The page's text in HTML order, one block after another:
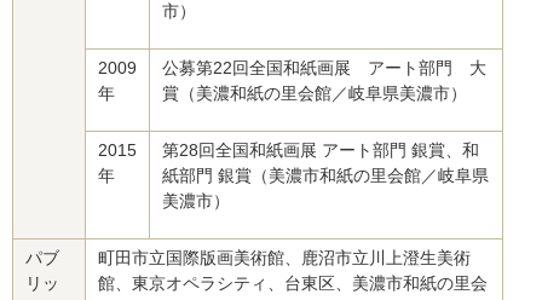
市）
2009
年
公募第22回全国和紙画展 アート部門 大
賞（美濃和紙の里会館／岐阜県美濃市）
2015
年
第28回全国和紙画展 アート部門 銀賞、和
紙部門 銀賞（美濃市和紙の里会館／岐阜県
美濃市）
パブ
リッ
町田市立国際版画美術館、鹿沼市立川上澄生美術
館、東京オペラシティ、台東区、美濃市和紙の里会